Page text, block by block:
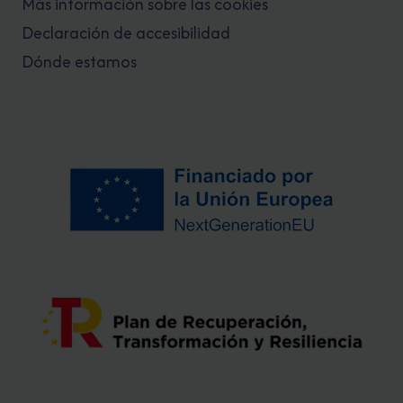
Declaración de accesibilidad
Dónde estamos